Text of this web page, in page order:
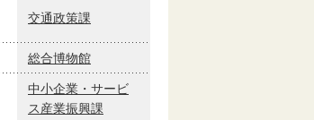
交通政策課
総合博物館
中小企業・サービ
ス産業振興課